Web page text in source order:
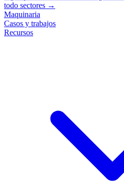
todo sectores →
Maquinaria
Casos y trabajos
Recursos